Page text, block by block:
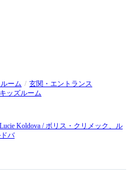
ーム
玄関・エントランス
ッズルーム
Koldova / ボリス・クリメック、ル
バ